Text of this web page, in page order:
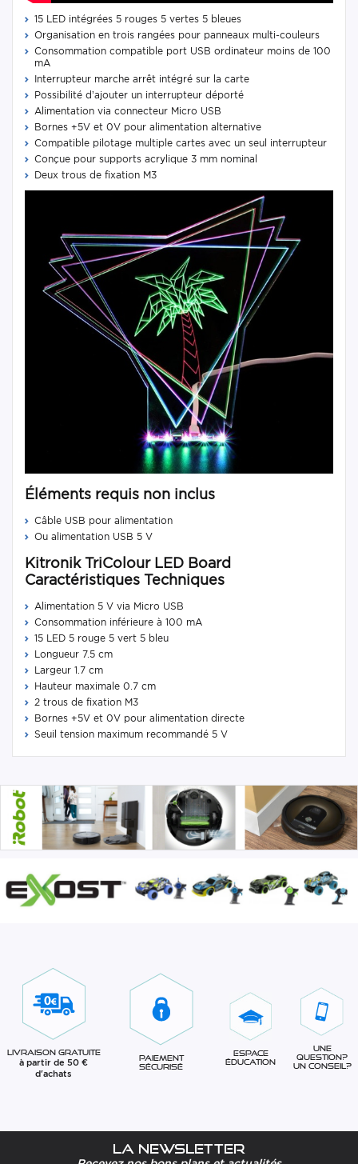
15 LED intégrées 5 rouges 5 vertes 5 bleues
Organisation en trois rangées pour panneaux multi-couleurs
Consommation compatible port USB ordinateur moins de 100
mA
Interrupteur marche arrêt intégré sur la carte
Possibilité d’ajouter un interrupteur déporté
Alimentation via connecteur Micro USB
Bornes +5V et 0V pour alimentation alternative
Compatible pilotage multiple cartes avec un seul interrupteur
Conçue pour supports acrylique 3 mm nominal
Deux trous de fixation M3
Éléments requis non inclus
Câble USB pour alimentation
Ou alimentation USB 5 V
Kitronik TriColour LED Board
Caractéristiques Techniques
Alimentation 5 V via Micro USB
Consommation inférieure à 100 mA
15 LED 5 rouge 5 vert 5 bleu
Longueur 7.5 cm
Largeur 1.7 cm
Hauteur maximale 0.7 cm
2 trous de fixation M3
Bornes +5V et 0V pour alimentation directe
Seuil tension maximum recommandé 5 V
Livraison gratuite
à partir de 50 €
d'achats
Paiement
sécurisé
Espace
éducation
Une
question?
Un conseil?
La newsletter